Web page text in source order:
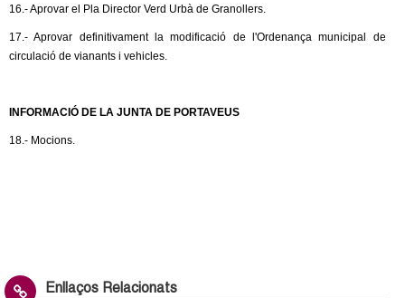
16.- Aprovar el Pla Director Verd Urbà de Granollers.
17.- Aprovar definitivament la modificació de l'Ordenança municipal de
circulació de vianants i vehicles.
INFORMACIÓ DE LA JUNTA DE PORTAVEUS
18.- Mocions.
Enllaços Relacionats